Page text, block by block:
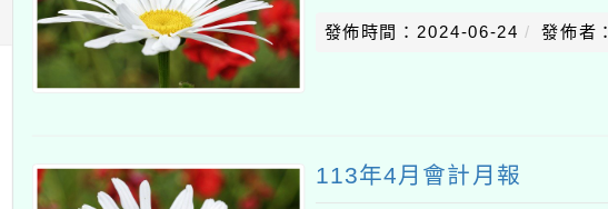
發佈時間：2024-06-24 發佈者
113年4月會計月報